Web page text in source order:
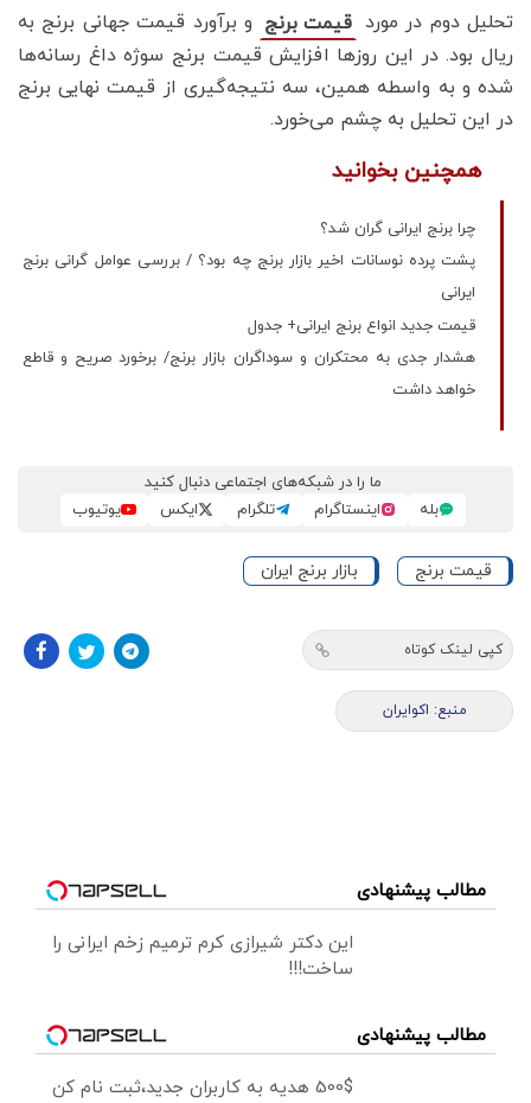
تحلیل دوم در مورد قیمت برنج و برآورد قیمت جهانی برنج به
ریال بود. در این روزها افزایش قیمت برنج سوژه داغ رسانه‌ها
شده و به واسطه همین، سه نتیجه‌گیری از قیمت نهایی برنج
در این تحلیل به چشم می‌خورد.
همچنین بخوانید
چرا برنج ایرانی گران شد؟
پشت پرده نوسانات اخیر بازار برنج چه بود؟ / بررسی عوامل گرانی برنج
ایرانی
قیمت جدید انواع برنج ایرانی+ جدول
هشدار جدی به محتکران و سوداگران بازار برنج/ برخورد صریح و قاطع
خواهد داشت
ما را در شبکه‌های اجتماعی دنبال کنید
بله
اینستاگرام تلگرام ایکس یوتیوب
قیمت برنج بازار برنج ایران
کپی لینک کوتاه
منبع: اکوایران
مطالب پیشنهادی
این دکتر شیرازی کرم ترمیم زخم ایرانی را
ساخت!!!
مطالب پیشنهادی
500$ هدیه به کاربران جدید،ثبت نام کن